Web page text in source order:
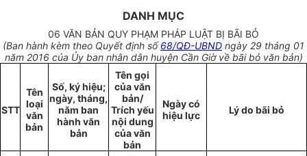
DANH MỤC
06 VĂN BẢN QUY PHẠM PHÁP LUẬT BỊ BÃI BỎ
(Ban hành kèm theo Quyết định số 68/QĐ-UBND ngày 29 tháng 01
năm 2016 của Ủy ban nhân dân huyện Cần Giờ về bãi bỏ văn bản)
STT
Tên
loại
văn
bản
Số, ký hiệu;
ngày, tháng,
năm ban
hành văn
bản
Tên gọi
của văn
bản/
Trích yếu
nội dung
của văn
bản
Ngày có
hiệu lực
Lý do bãi bỏ